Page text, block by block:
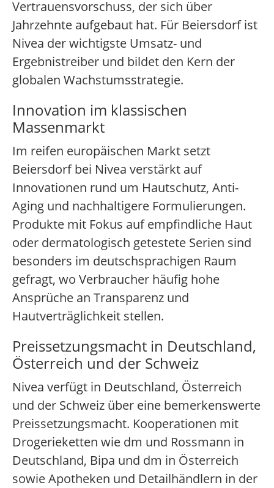
Vertrauensvorschuss, der sich über
Jahrzehnte aufgebaut hat. Für Beiersdorf ist
Nivea der wichtigste Umsatz- und
Ergebnistreiber und bildet den Kern der
globalen Wachstumsstrategie.
Innovation im klassischen
Massenmarkt
Im reifen europäischen Markt setzt
Beiersdorf bei Nivea verstärkt auf
Innovationen rund um Hautschutz, Anti-
Aging und nachhaltigere Formulierungen.
Produkte mit Fokus auf empfindliche Haut
oder dermatologisch getestete Serien sind
besonders im deutschsprachigen Raum
gefragt, wo Verbraucher häufig hohe
Ansprüche an Transparenz und
Hautverträglichkeit stellen.
Preissetzungsmacht in Deutschland,
Österreich und der Schweiz
Nivea verfügt in Deutschland, Österreich
und der Schweiz über eine bemerkenswerte
Preissetzungsmacht. Kooperationen mit
Drogerieketten wie dm und Rossmann in
Deutschland, Bipa und dm in Österreich
sowie Apotheken und Detailhändlern in der